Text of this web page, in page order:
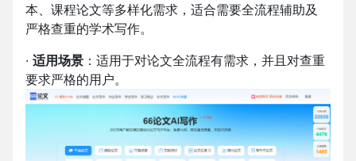
本、课程论文等多样化需求，适合需要全流程辅助及
严格查重的学术写作。
· 适用场景 ：适用于对论文全流程有需求，并且对查重
要求严格的用户。